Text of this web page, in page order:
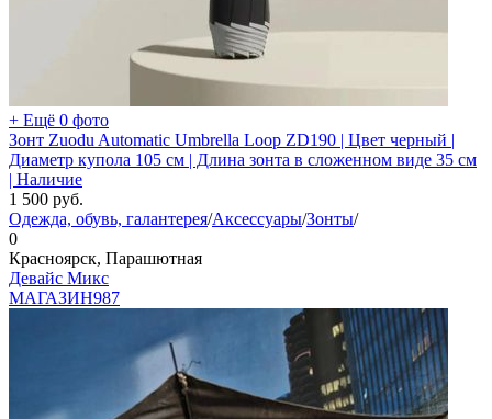
+ Ещё 0 фото
Зонт Zuodu Automatic Umbrella Loop ZD190 | Цвет черный |
Диаметр купола 105 см | Длина зонта в сложенном виде 35 см
| Наличие
1 500 руб.
Одежда, обувь, галантерея/Аксессуары/Зонты/
0
Красноярск, Парашютная
Девайс Микс
МАГАЗИН987